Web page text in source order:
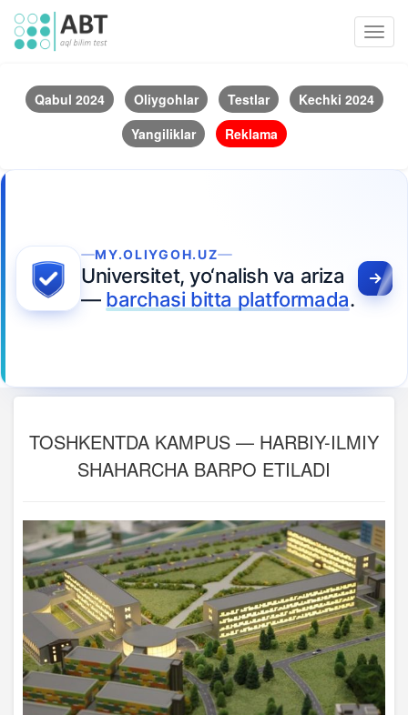
Qabul 2024 Oliygohlar Testlar
Kechki 2024
Yangiliklar
Reklama
MY.OLIYGOH.UZ
Universitet, yo‘nalish va ariza
— barchasi bitta platformada.
TOSHKENTDA KAMPUS — HARBIY-ILMIY
SHAHARCHA BARPO ETILADI